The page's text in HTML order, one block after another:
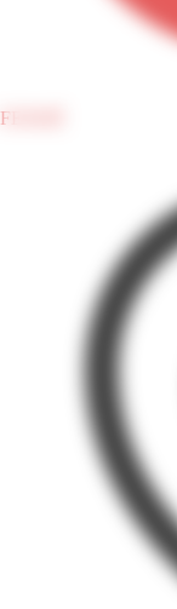
FERMÉ